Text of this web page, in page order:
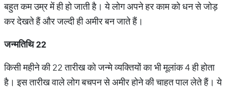
बहुत कम उम्र में ही हो जाती है। ये लोग अपने हर काम को धन से जोड़
कर देखते हैं और जल्दी ही अमीर बन जाते हैं।
जन्मतिथि22
किसी महीने की 22 तारीख को जन्मे व्यक्तियों का भी मूलांक 4 ही होता
है। इस तारीख वाले लोग बचपन से अमीर होने की चाहत पाल लेते हैं। ये